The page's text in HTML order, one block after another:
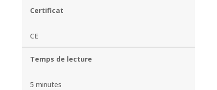
Certificat
CE
Temps de lecture
5 minutes